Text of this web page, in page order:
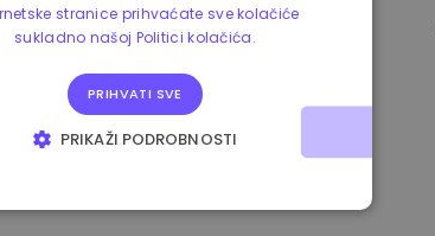
€ -4.10%
stranice prihvaćate sve kolačiće
sukladno našoj Politici kolačića.
PRIHVATI SVE
PRIKAŽI PODROBNOSTI